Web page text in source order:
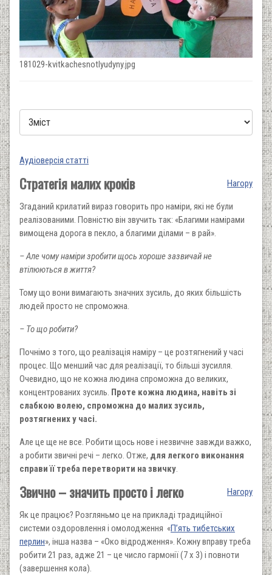
181029-kvitkachesnotlyudyny.jpg
Аудіоверсія статті
Нагору
Стратегія малих кроків
Згаданий крилатий вираз говорить про наміри, які не були
реалізованими. Повністю він звучить так: «Благими намірами
вимощена дорога в пекло, а благими ділами – в рай».
– Але чому наміри зробити щось хороше зазвичай не
втілюються в життя?
Тому що вони вимагають значних зусиль, до яких більшість
людей просто не спроможна.
– То що робити?
Почнімо з того, що реалізація наміру – це розтягнений у часі
процес. Що менший час для реалізації, то більші зусилля.
Очевидно, що не кожна людина спроможна до великих,
концентрованих зусиль. Проте кожна людина, навіть зі
слабкою волею, спроможна до малих зусиль,
розтягнених у часі.
Але це ще не все. Робити щось нове і незвичне завжди важко,
а робити звичні речі – легко. Отже, для легкого виконання
справи її треба перетворити на звичку.
Нагору
Звично – значить просто і легко
Як це працює? Розгляньмо це на прикладі традиційної
системи оздоровлення і омолодження «П’ять тибетських
перлин», інша назва – «Око відродження». Кожну вправу треба
робити 21 раз, адже 21 – це число гармонії (7 х 3) і повноти
(завершення кола).